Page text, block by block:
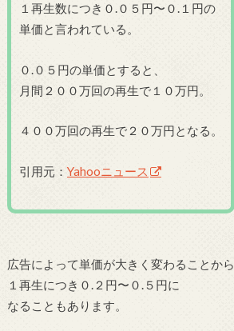
１再生数につき０.０５円〜０.１円の
単価と言われている。
０.０５円の単価とすると、
月間２００万回の再生で１０万円。
４００万回の再生で２０万円となる。
引用元： Yahooニュース
広告によって単価が大きく変わることから
１再生につき０.２円〜０.５円に
なることもあります。